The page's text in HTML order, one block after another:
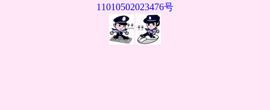
11010502023476号